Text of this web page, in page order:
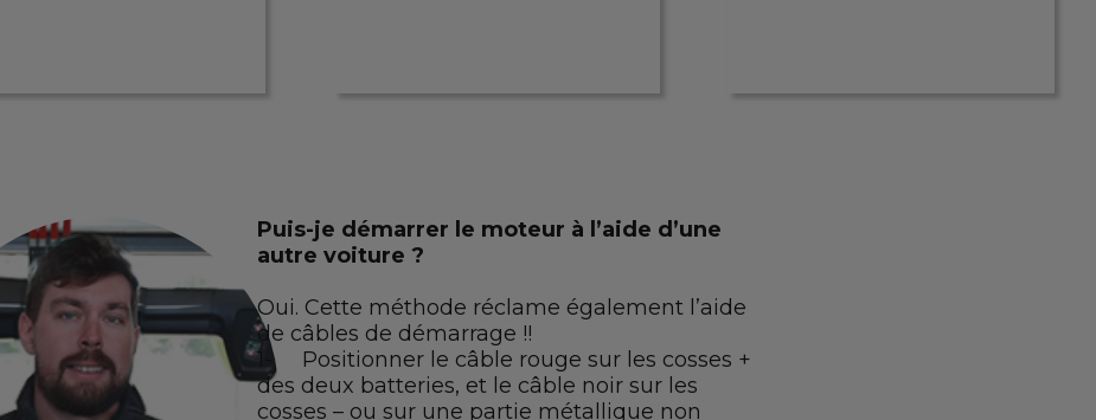
Puis-je démarrer le moteur à l’aide d’une
autre voiture ?
Oui. Cette méthode réclame également l’aide
de câbles de démarrage !!
1- Positionner le câble rouge sur les cosses +
des deux batteries, et le câble noir sur les
cosses – ou sur une partie métallique non